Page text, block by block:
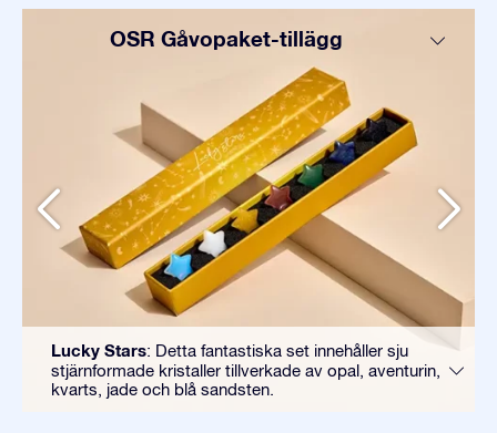
OSR Gåvopaket-tillägg
Lucky Stars: Detta fantastiska set innehåller sju
stjärnformade kristaller tillverkade av opal, aventurin,
kvarts, jade och blå sandsten.